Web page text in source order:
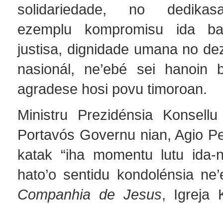
solidariedade, no
ezemplu kompromisu ida
justisa, dignidade umana no
nasionál, ne’ebé sei hanoin
agradese hosi povu timoroan.
Ministru Prezidénsia
Portavós Governu nian, Agio
katak “iha momentu lutu ida-
hato’o sentidu kondolénsia
Companhia de Jesus, Igreja